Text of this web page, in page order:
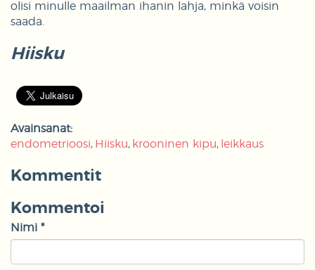
olisi minulle maailman ihanin lahja, minkä voisin
saada.
Hiisku
Avainsanat:
endometrioosi
Hiisku krooninen kipu leikkaus
Kommentit
Kommentoi
Nimi *